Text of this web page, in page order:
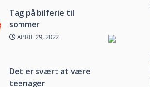
Tag på bilferie til
sommer
APRIL 29, 2022
Det er svært at være
teenager